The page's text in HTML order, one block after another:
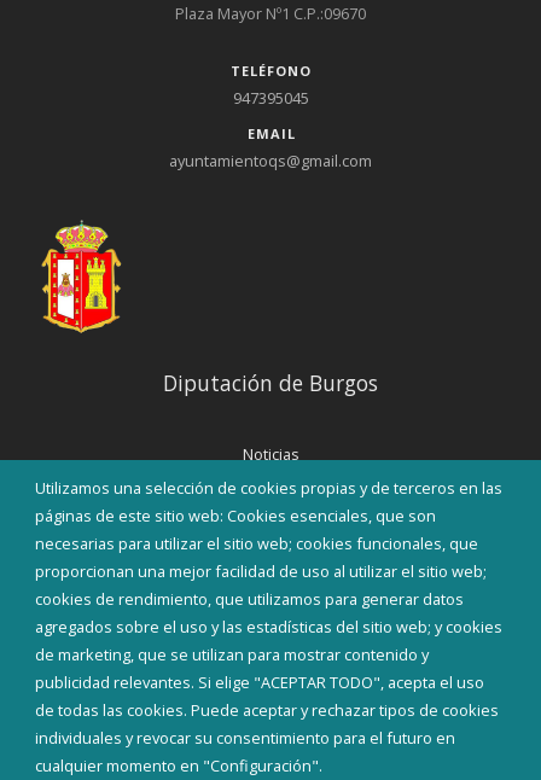
Utilizamos una selección de cookies propias y de terceros en las
páginas de este sitio web: Cookies esenciales, que son
necesarias para utilizar el sitio web; cookies funcionales, que
proporcionan una mejor facilidad de uso al utilizar el sitio web;
cookies de rendimiento, que utilizamos para generar datos
agregados sobre el uso y las estadísticas del sitio web; y cookies
de marketing, que se utilizan para mostrar contenido y
publicidad relevantes. Si elige "ACEPTAR TODO", acepta el uso
de todas las cookies. Puede aceptar y rechazar tipos de cookies
individuales y revocar su consentimiento para el futuro en
cualquier momento en "Configuración".
Plaza Mayor Nº1 C.P.:09670
TELÉFONO
947395045
EMAIL
ayuntamientoqs@gmail.com
Diputación de Burgos
Noticias
Eventos
Corporación Municipal
Teléfonos de interés
INICIAR SESIÓN
MAPA WEB